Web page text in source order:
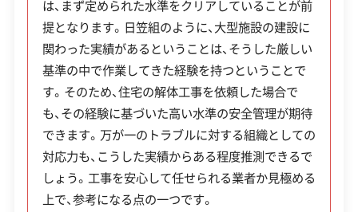
着工の「前」に申請し、交付決定を受けなくてはなり
ません。特に老朽空き家解体補助金は、建て替え目
的の工事は対象外となる可能性が高いため、事前に
市の建築課へ相談することが重要です。
※制度の最新情報や申請様式は、必ず自治体の公式
サイトをご確認ください。
蕨市の公式サイトで詳細を見る
クレジットカード
解体ローン SNS 土対応
日祝対応
※項目にカーソルを合わせると詳細な説明が表示されます。
る1,300坪の資材センターが、安定した工事の提供
を支えています。
は、まず定められた水準をクリアしていることが前
提となります。日笠組のように、大型施設の建設に
関わった実績があるということは、そうした厳しい
基準の中で作業してきた経験を持つということで
す。そのため、住宅の解体工事を依頼した場合で
も、その経験に基づいた高い水準の安全管理が期待
できます。万が一のトラブルに対する組織としての
対応力も、こうした実績からある程度推測できるで
しょう。工事を安心して任せられる業者か見極める
上で、参考になる点の一つです。